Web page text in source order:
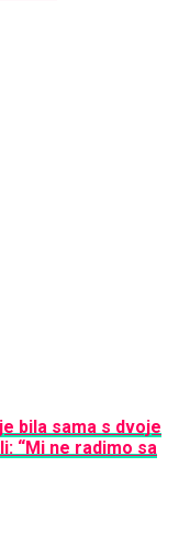
bila sama s dvoje
“Mi ne radimo sa